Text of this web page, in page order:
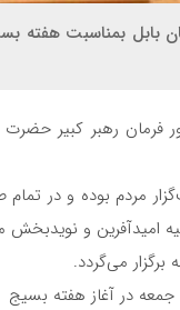
بابل بمناسبت
فرمان رهبر کبیر
مردم بوده و در تمام
امیدآفرین و
جمعه در آغاز هفته بسیج